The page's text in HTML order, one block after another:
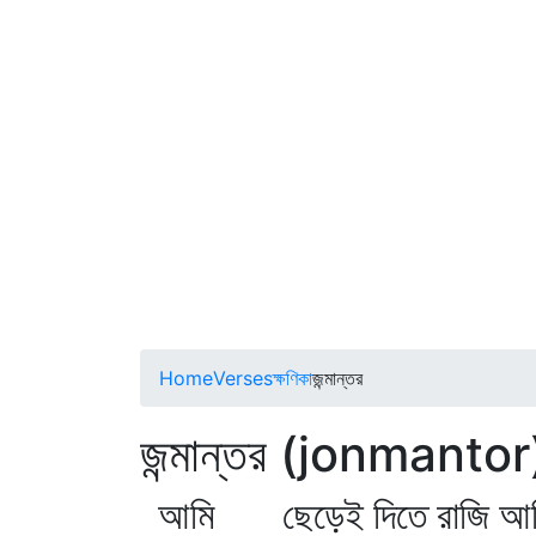
HomeVersesক্ষণিকাজন্মান্তর
জন্মান্তর
আমি ছেড়েই দিতে রাজি